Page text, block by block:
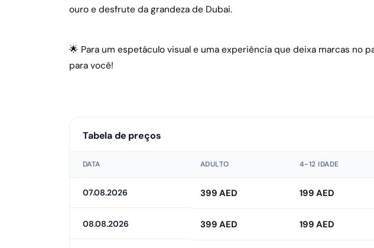
ouro e desfrute da grandeza de Dubai.
🌟 Para um espetáculo visual e uma experiência que deixa marcas no
para você!
Tabela de preços
DATA ADULTO 4-12 IDADE
07.08.2026 399 AED 199 AED
08.08.2026 399 AED 199 AED